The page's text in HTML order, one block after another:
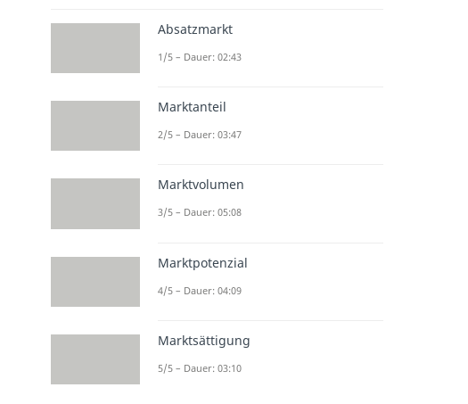
Absatzmarkt
1/5 – Dauer: 02:43
Marktanteil
2/5 – Dauer: 03:47
Marktvolumen
3/5 – Dauer: 05:08
Marktpotenzial
4/5 – Dauer: 04:09
Marktsättigung
5/5 – Dauer: 03:10